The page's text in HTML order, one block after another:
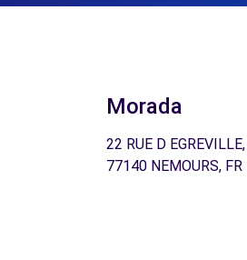
Morada
22 RUE D
77140 NEMOURS, FR